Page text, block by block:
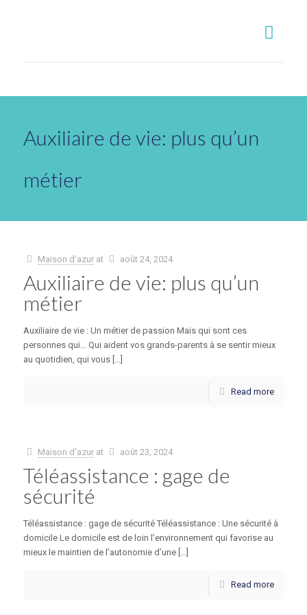
Auxiliaire de vie: plus qu’un
métier
Maison d'azur at août 24, 2024
Auxiliaire de vie: plus qu’un
métier
Auxiliaire de vie : Un métier de passion Mais qui sont ces
personnes qui… Qui aident vos grands-parents à se sentir mieux
au quotidien, qui vous […]
Read more
Maison d'azur at août 23, 2024
Téléassistance : gage de
sécurité
Téléassistance : gage de sécurité Téléassistance : Une sécurité à
domicile Le domicile est de loin l’environnement qui favorise au
mieux le maintien de l’autonomie d’une […]
Read more